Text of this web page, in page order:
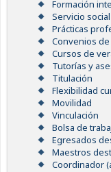
Formación
Servicio social
Prácticas
Convenios
Cursos de
Tutorías y
Titulación
Flexibilidad
Movilidad
Vinculación
Bolsa de
Egresados
Maestros
Coordinador